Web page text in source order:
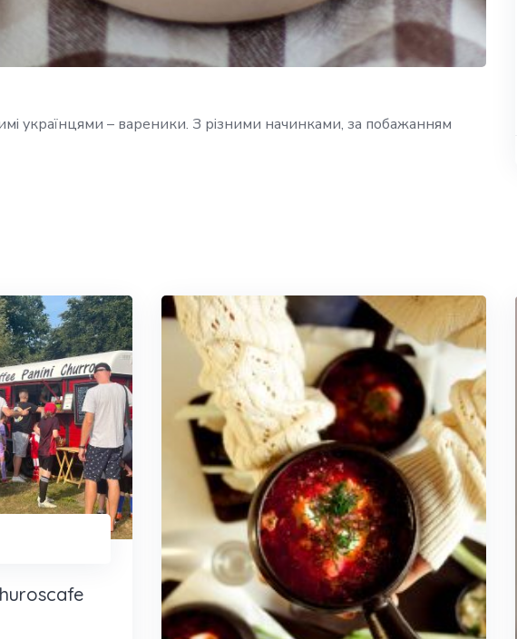
українцями – вареники. З різними начинками, за побажанням